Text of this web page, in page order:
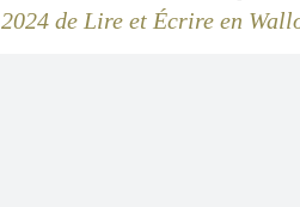
Regards croisés
de Lire et Écrire en